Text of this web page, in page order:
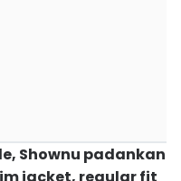
Shownu padankan